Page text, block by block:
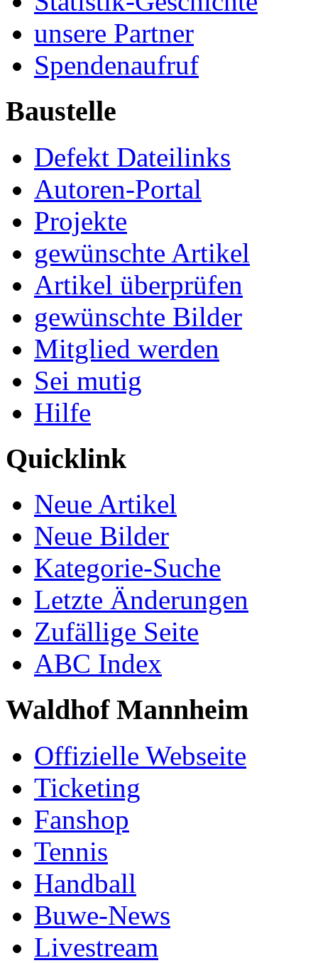
unsere Partner
Spendenaufruf
Baustelle
Defekt Dateilinks
Autoren-Portal
Projekte
gewünschte Artikel
Artikel überprüfen
gewünschte Bilder
Mitglied werden
Sei mutig
Hilfe
Quicklink
Neue Artikel
Neue Bilder
Kategorie-Suche
Letzte Änderungen
Zufällige Seite
ABC Index
Waldhof Mannheim
Offizielle Webseite
Ticketing
Fanshop
Tennis
Handball
Buwe-News
Livestream